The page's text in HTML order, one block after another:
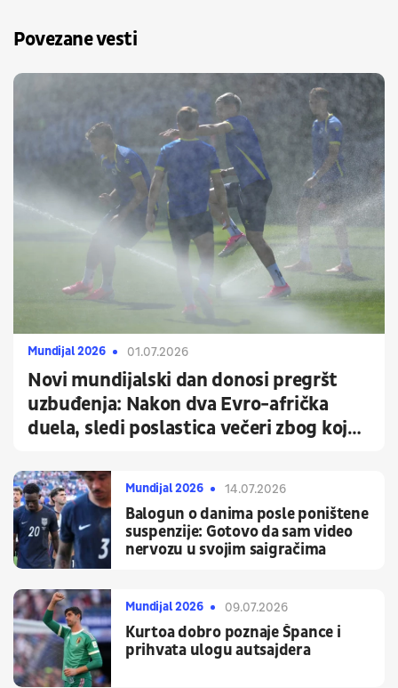
Povezane vesti
Mundijal 2026 01.07.2026
Novi mundijalski dan donosi pregršt
uzbuđenja: Nakon dva Evro-afrička
duela, sledi poslastica večeri zbog koje
Mundijal 2026 14.07.2026
Balogun o danima posle poništene
suspenzije: Gotovo da sam video
nervozu u svojim saigračima
Mundijal 2026 09.07.2026
Kurtoa dobro poznaje Špance i
prihvata ulogu autsajdera